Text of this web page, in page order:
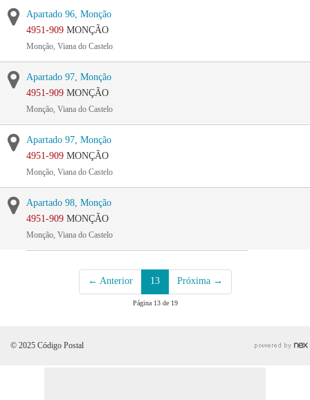
Apartado 96, Monção
4951-909 MONÇÃO
Monção, Viana do Castelo
Apartado 97, Monção
4951-909 MONÇÃO
Monção, Viana do Castelo
Apartado 97, Monção
4951-909 MONÇÃO
Monção, Viana do Castelo
Apartado 98, Monção
4951-909 MONÇÃO
Monção, Viana do Castelo
← Anterior 13 Próxima →
Página 13 de 19
© 2025 Código Postal